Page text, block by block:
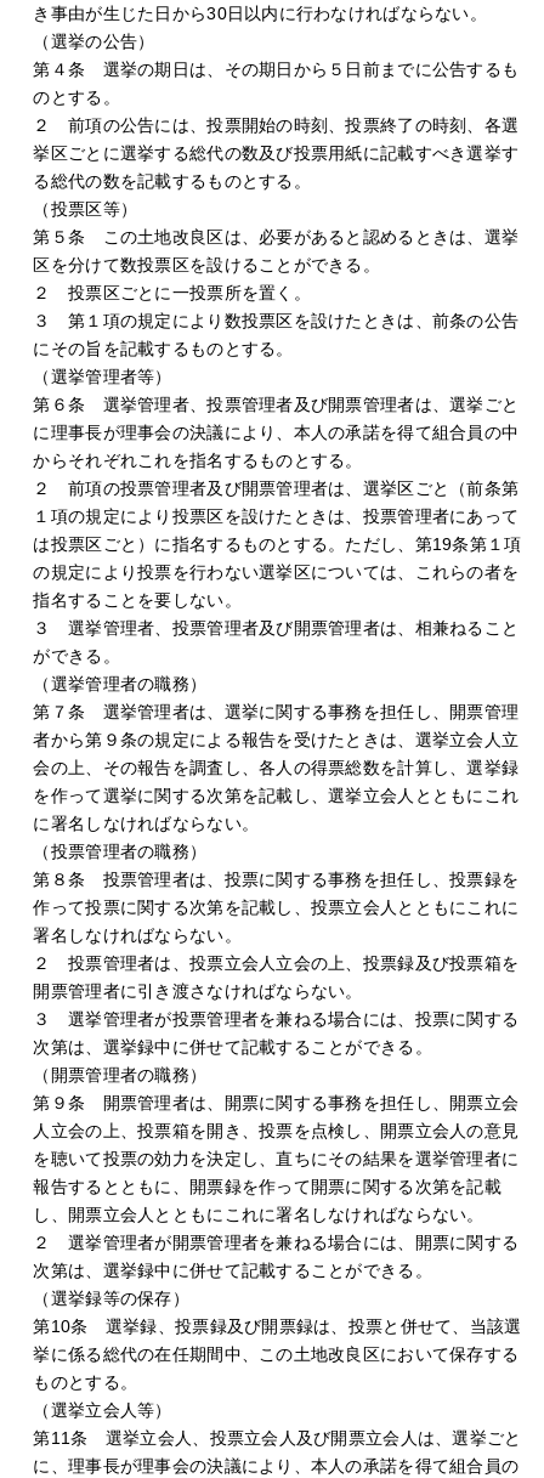
き事由が生じた日から30日以内に行わなければならない。
（選挙の公告）
第４条 選挙の期日は、その期日から５日前までに公告するも
のとする。
２ 前項の公告には、投票開始の時刻、投票終了の時刻、各選
挙区ごとに選挙する総代の数及び投票用紙に記載すべき選挙す
る総代の数を記載するものとする。
（投票区等）
第５条 この土地改良区は、必要があると認めるときは、選挙
区を分けて数投票区を設けることができる。
２ 投票区ごとに一投票所を置く。
３ 第１項の規定により数投票区を設けたときは、前条の公告
にその旨を記載するものとする。
（選挙管理者等）
第６条 選挙管理者、投票管理者及び開票管理者は、選挙ごと
に理事長が理事会の決議により、本人の承諾を得て組合員の中
からそれぞれこれを指名するものとする。
２ 前項の投票管理者及び開票管理者は、選挙区ごと（前条第
１項の規定により投票区を設けたときは、投票管理者にあって
は投票区ごと）に指名するものとする。ただし、第19条第１項
の規定により投票を行わない選挙区については、これらの者を
指名することを要しない。
３ 選挙管理者、投票管理者及び開票管理者は、相兼ねること
ができる。
（選挙管理者の職務）
第７条 選挙管理者は、選挙に関する事務を担任し、開票管理
者から第９条の規定による報告を受けたときは、選挙立会人立
会の上、その報告を調査し、各人の得票総数を計算し、選挙録
を作って選挙に関する次第を記載し、選挙立会人とともにこれ
に署名しなければならない。
（投票管理者の職務）
第８条 投票管理者は、投票に関する事務を担任し、投票録を
作って投票に関する次第を記載し、投票立会人とともにこれに
署名しなければならない。
２ 投票管理者は、投票立会人立会の上、投票録及び投票箱を
開票管理者に引き渡さなければならない。
３ 選挙管理者が投票管理者を兼ねる場合には、投票に関する
次第は、選挙録中に併せて記載することができる。
（開票管理者の職務）
第９条 開票管理者は、開票に関する事務を担任し、開票立会
人立会の上、投票箱を開き、投票を点検し、開票立会人の意見
を聴いて投票の効力を決定し、直ちにその結果を選挙管理者に
報告するとともに、開票録を作って開票に関する次第を記載
し、開票立会人とともにこれに署名しなければならない。
２ 選挙管理者が開票管理者を兼ねる場合には、開票に関する
次第は、選挙録中に併せて記載することができる。
（選挙録等の保存）
第10条 選挙録、投票録及び開票録は、投票と併せて、当該選
挙に係る総代の在任期間中、この土地改良区において保存する
ものとする。
（選挙立会人等）
第11条 選挙立会人、投票立会人及び開票立会人は、選挙ごと
に、理事長が理事会の決議により、本人の承諾を得て組合員の